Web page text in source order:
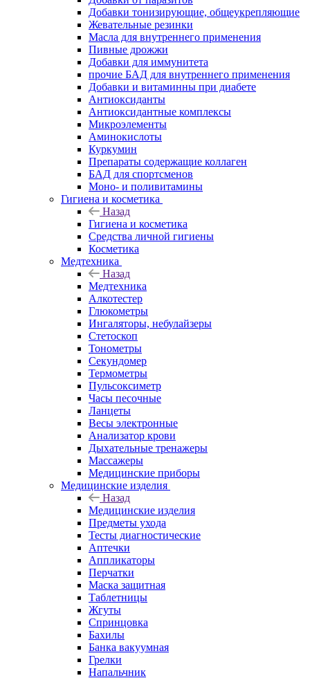
Добавки тонизирующие, общеукрепляющие
Жевательные резинки
Масла для внутреннего применения
Пивные дрожжи
Добавки для иммунитета
прочие БАД для внутреннего применения
Добавки и витаминны при диабете
Антиоксиданты
Антиоксидантные комплексы
Микроэлементы
Аминокислоты
Куркумин
Препараты содержащие коллаген
БАД для спортсменов
Моно- и поливитамины
Гигиена и косметика
Назад
Гигиена и косметика
Средства личной гигиены
Косметика
Медтехника
Назад
Медтехника
Алкотестер
Глюкометры
Ингаляторы, небулайзеры
Стетоскоп
Тонометры
Секундомер
Термометры
Пульсоксиметр
Часы песочные
Ланцеты
Весы электронные
Анализатор крови
Дыхательные тренажеры
Массажеры
Медицинские приборы
Медицинские изделия
Назад
Медицинские изделия
Предметы ухода
Тесты диагностические
Аптечки
Аппликаторы
Перчатки
Маска защитная
Таблетницы
Жгуты
Спринцовка
Бахилы
Банка вакуумная
Грелки
Напальчник